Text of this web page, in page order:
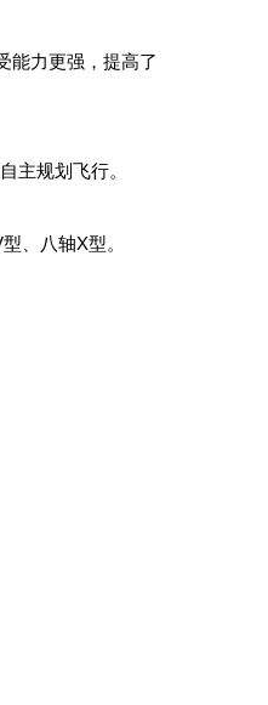
能力更强，提高了
主规划飞行。
、八轴X型。